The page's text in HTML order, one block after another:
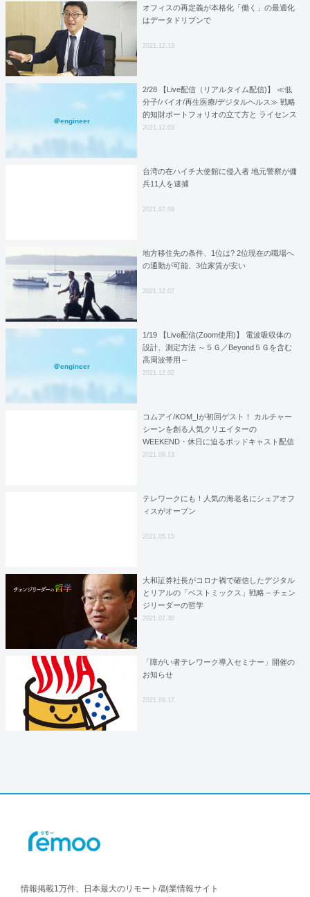
オフィスの再定義が本格化「働く」の最適化
はデータドリブンで
2021.12.13
＠engineer
2/28 【Live配信（リアルタイム配信)】 ≪低
分子/バイオ/再生医療/デジタルヘルス≫ 戦略
的知財ポートフォリオの立て方と ライセンス
イン・アウト時の注意点
2021.12.03
台湾の在ハイチ大使館に侵入者 地元警察が傭
兵11人を逮捕
2021.07.09
地方移住先の条件、1位は? 2位現在の職場へ
の通勤が可能、3位家賃が安い
2021.12.07
＠engineer
1/19 【Live配信(Zoom使用)】 電波吸収体の
設計、測定方法 ～５Ｇ／Beyond５Ｇを含む
高周波帯用～
2021.12.02
コムアイ/KOM_Iが初回ゲスト！ カルチャー
シーンを創る人気クリエイターの
WEEKEND・休日に迫るポッドキャスト配信
スタート！ – ニュース
2021.09.13
テレワークにも！人気の海老名にシェアオフ
ィスがオープン
2021.05.15
大和証券社長がコロナ禍で確信したデジタル
とリアルの「ベストミックス」戦略 – チェン
ジリーダーの哲学
2021.07.30
「障がい者テレワーク導入セミナー」開催の
お知らせ
2021.09.17
情報掲載1万件、日本最大のリモート/副業情報サイト